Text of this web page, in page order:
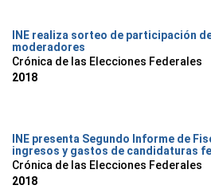
INE realiza sorteo de participación
moderadores
Crónica de las Elecciones Federales
2018
INE presenta Segundo Informe de
ingresos y gastos de candidaturas
Crónica de las Elecciones Federales
2018